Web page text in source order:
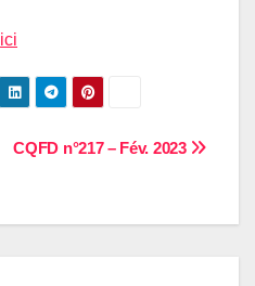
ici
CQFD n°217 – Fév. 2023